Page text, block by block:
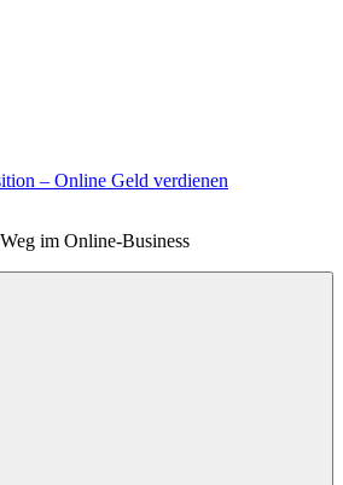
– Online Geld verdienen
im Online-Business